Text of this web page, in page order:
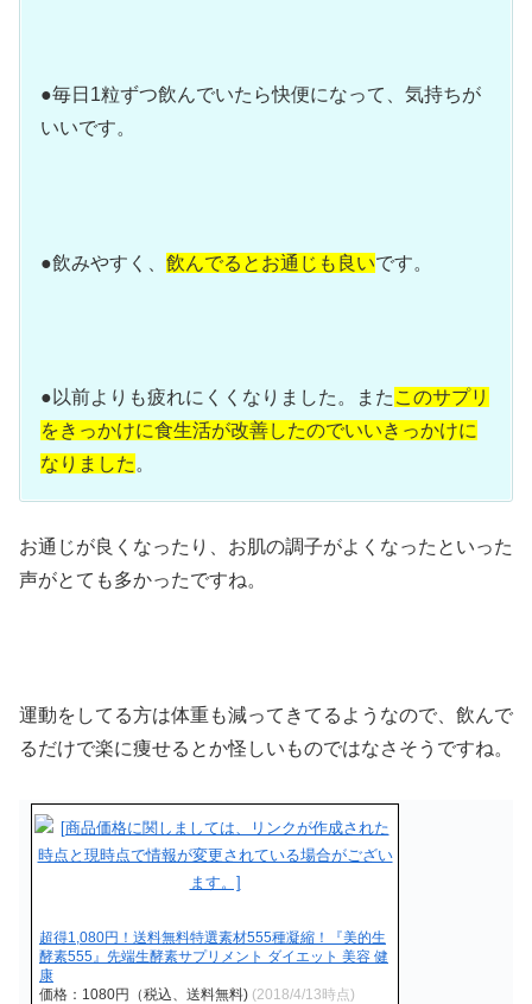
●毎日1粒ずつ飲んでいたら快便になって、気持ちが
いいです。
●飲みやすく、 飲んでるとお通じも良いです。
●以前よりも疲れにくくなりました。また このサプリ
をきっかけに食生活が改善したのでいいきっかけに
なりました 。
お通じが良くなったり、お肌の調子がよくなったといった
声がとても多かったですね。
運動をしてる方は体重も減ってきてるようなので、飲んで
るだけで楽に痩せるとか怪しいものではなさそうですね。
超得1,080円！送料無料特選素材555種凝縮！『美的生
酵素555』先端生酵素サプリメント ダイエット 美容 健
康
価格：1080円（税込、送料無料) (2018/4/13時点)